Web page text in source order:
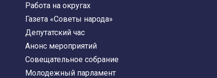
Работа на округах
Газета «Советы народа»
Депутатский час
Анонс мероприятий
Совещательное собрание
Молодежный парламент